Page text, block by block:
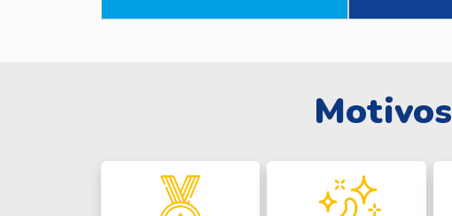
Motivos